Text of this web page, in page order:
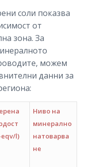
соли показва
от
зона. За
можем
данни за
l)
Ниво на
минерално
натоварва
не